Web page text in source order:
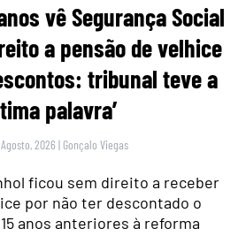
vê Segurança Social
a pensão de velhice
tribunal teve a
palavra’
2026 | Gonçalo Viegas
ficou sem direito a receber
por não ter descontado o
anos anteriores à reforma